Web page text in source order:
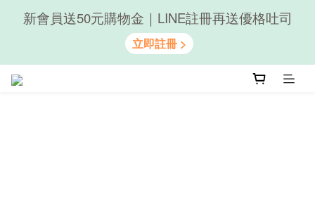
隨心享受｜貝果任選6組$899
新會員送50元購物金｜LINE註冊再送優格吐司